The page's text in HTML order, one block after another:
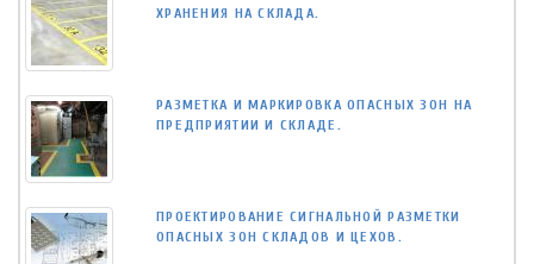
ХРАНЕНИЯ НА СКЛАДА.
РАЗМЕТКА И МАРКИРОВКА ОПАСНЫХ ЗОН НА
ПРЕДПРИЯТИИ И СКЛАДЕ.
ПРОЕКТИРОВАНИЕ СИГНАЛЬНОЙ РАЗМЕТКИ
ОПАСНЫХ ЗОН СКЛАДОВ И ЦЕХОВ.